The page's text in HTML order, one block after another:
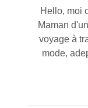
Hello, moi
Maman
voyage à
mode,